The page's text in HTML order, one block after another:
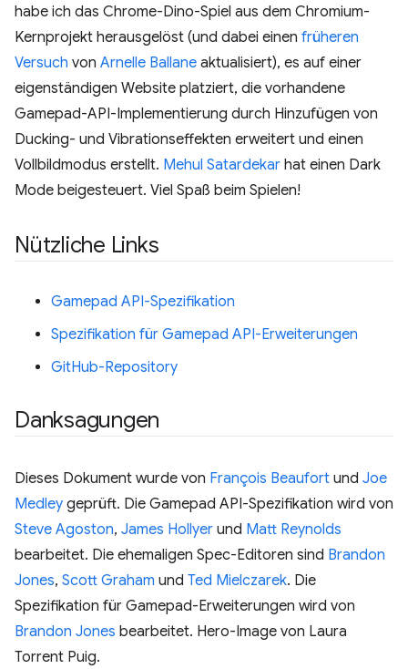
habe ich das Chrome-Dino-Spiel aus dem Chromium-
Kernprojekt herausgelöst (und dabei einen früheren
Versuch von Arnelle Ballane aktualisiert), es auf einer
eigenständigen Website platziert, die vorhandene
Gamepad-API-Implementierung durch Hinzufügen von
Ducking- und Vibrationseffekten erweitert und einen
Vollbildmodus erstellt. Mehul Satardekar hat einen Dark
Mode beigesteuert. Viel Spaß beim Spielen!
Nützliche Links
Gamepad API-Spezifikation
Spezifikation für Gamepad API-Erweiterungen
GitHub-Repository
Danksagungen
Dieses Dokument wurde von François Beaufort und Joe
Medley geprüft. Die Gamepad API-Spezifikation wird von
Steve Agoston, James Hollyer und Matt Reynolds
bearbeitet. Die ehemaligen Spec-Editoren sind Brandon
Jones, Scott Graham und Ted Mielczarek. Die
Spezifikation für Gamepad-Erweiterungen wird von
Brandon Jones bearbeitet. Hero-Image von Laura
Torrent Puig.